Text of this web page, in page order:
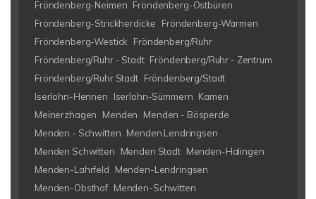
Fröndenberg-Neimen Fröndenberg-Ostbüren
Fröndenberg-Strickherdicke
Fröndenberg-Warmen
Fröndenberg-Westick
Fröndenberg/Ruhr
Fröndenberg/Ruhr - Stadt Fröndenberg/Ruhr - Zentrum
Fröndenberg/Ruhr Stadt Fröndenberg/Stadt
Iserlohn-Hennen
Iserlohn-Sümmern Kamen
Meinerzhagen
Menden
Menden - Bösperde
Menden - Schwitten Menden Lendringsen
Menden Schwitten
Menden Stadt Menden-Halingen
Menden-Lahrfeld
Menden-Lendringsen
Menden-Obsthof Menden-Schwitten